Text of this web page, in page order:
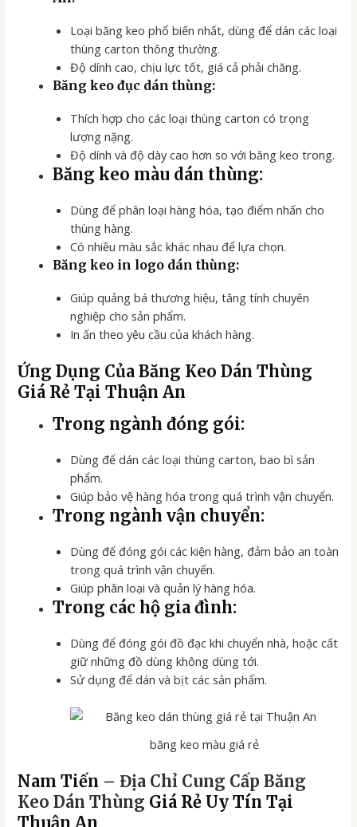
Loại băng keo phổ biến nhất, dùng để dán các loại
thùng carton thông thường.
Độ dính cao, chịu lực tốt, giá cả phải chăng.
Băng keo đục dán thùng:
Thích hợp cho các loại thùng carton có trọng
lượng nặng.
Độ dính và độ dày cao hơn so với băng keo trong.
Băng keo màu dán thùng:
Dùng để phân loại hàng hóa, tạo điểm nhấn cho
thùng hàng.
Có nhiều màu sắc khác nhau để lựa chọn.
Băng keo in logo dán thùng:
Giúp quảng bá thương hiệu, tăng tính chuyên
nghiệp cho sản phẩm.
In ấn theo yêu cầu của khách hàng.
Ứng Dụng Của Băng Keo Dán Thùng
Giá Rẻ Tại Thuận An
Trong ngành đóng gói:
Dùng để dán các loại thùng carton, bao bì sản
phẩm.
Giúp bảo vệ hàng hóa trong quá trình vận chuyển.
Trong ngành vận chuyển:
Dùng để đóng gói các kiện hàng, đảm bảo an toàn
trong quá trình vận chuyển.
Giúp phân loại và quản lý hàng hóa.
Trong các hộ gia đình:
Dùng để đóng gói đồ đạc khi chuyển nhà, hoặc cất
giữ những đồ dùng không dùng tới.
Sử dụng để dán và bịt các sản phẩm.
băng keo màu giá rẻ
Nam Tiến – Địa Chỉ Cung Cấp Băng
Keo Dán Thùng Giá Rẻ Uy Tín Tại
Thuận An